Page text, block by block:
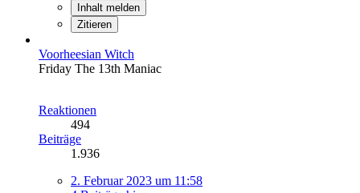
Inhalt melden
Zitieren
Voorheesian Witch
Friday The 13th Maniac
Reaktionen
494
Beiträge
1.936
2. Februar 2023 um 11:58